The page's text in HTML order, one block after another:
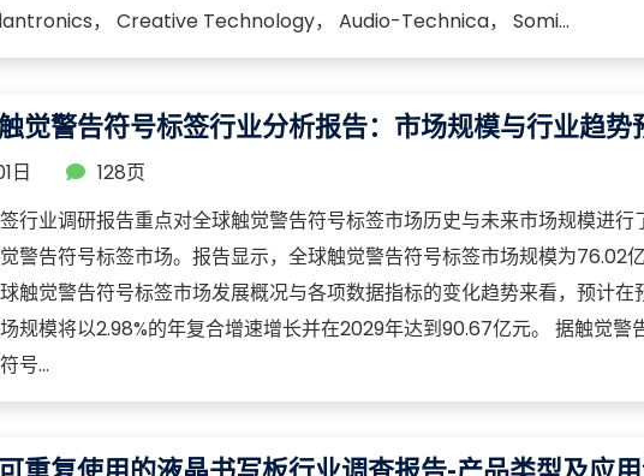
， Creative Technology， Audio-Technica， Somi...
觉警告符号标签行业分析报告：市场规模与行业趋势
日
128页
行业调研报告重点对全球触觉警告符号标签市场历史与未来市场规模进行
警告符号标签市场。报告显示，全球触觉警告符号标签市场规模为76.02
触觉警告符号标签市场发展概况与各项数据指标的变化趋势来看，预计在
规模将以2.98%的年复合增速增长并在2029年达到90.67亿元。 据触觉警
号...